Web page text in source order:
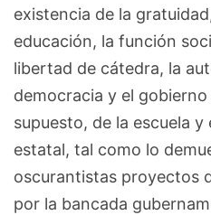
existencia de la
educación, la función
libertad de cátedra, la
democracia y el
supuesto, de la escuela y
estatal, tal como lo
oscurantistas proyectos
por la bancada